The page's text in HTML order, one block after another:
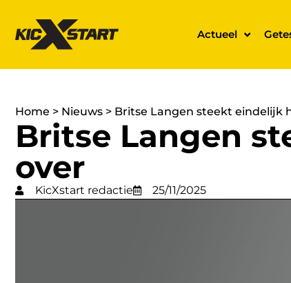
Actueel
Home > Nieuws > Britse Langen steekt eindelijk
Britse Langen
over
KicXstart redactie 25/11/2025